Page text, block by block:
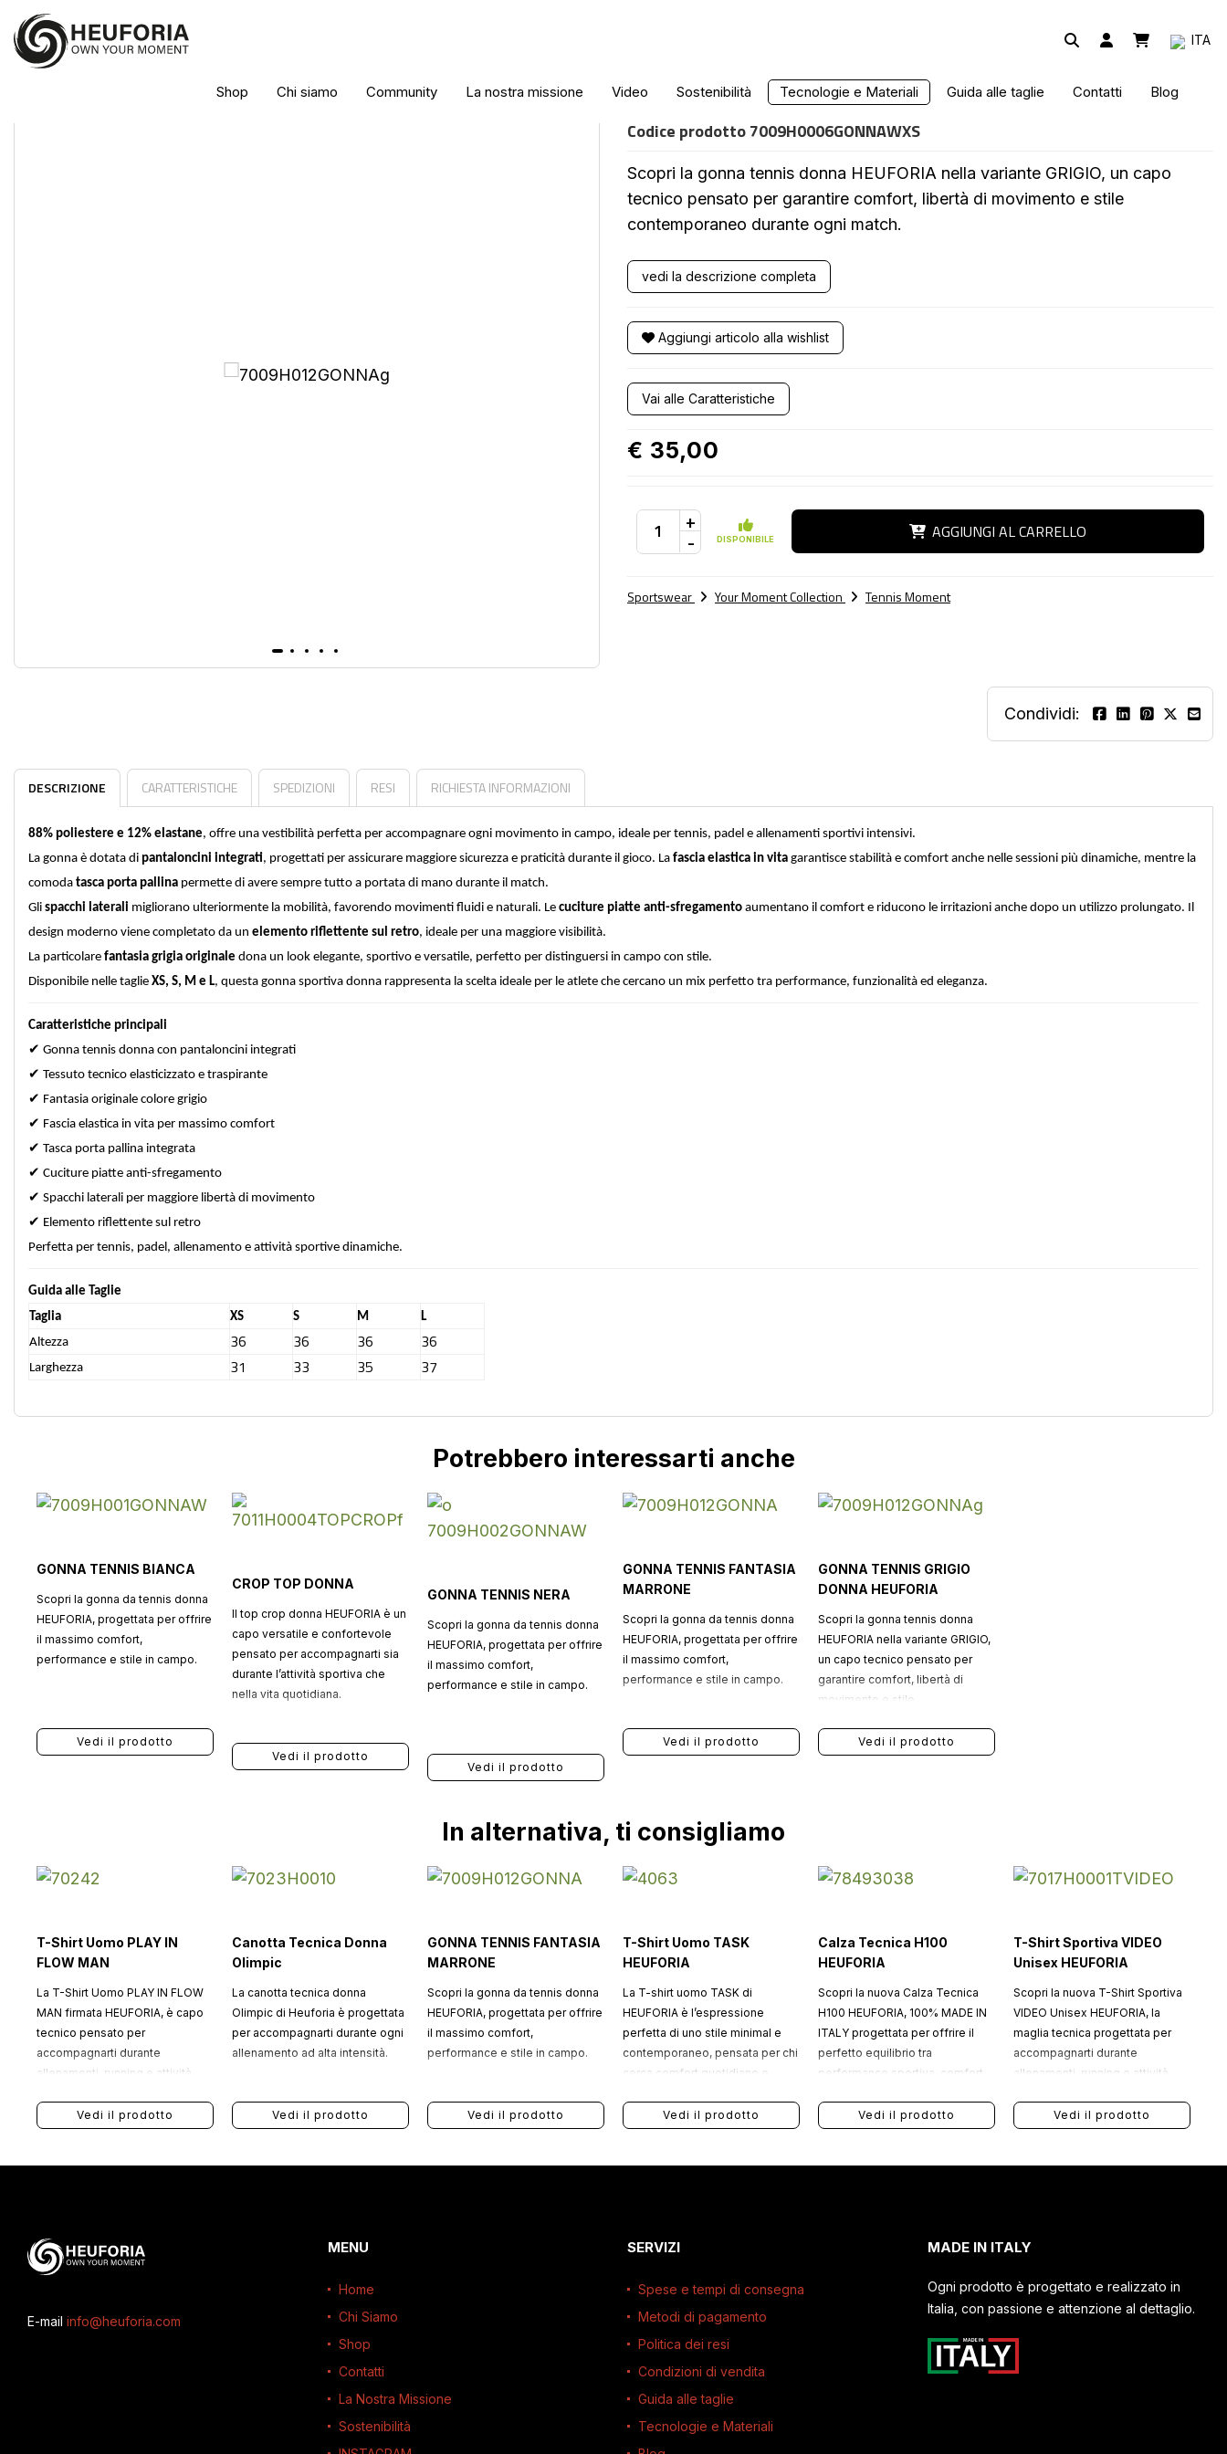
ITA
Shop Chi siamo Community La nostra missione Video Sostenibilità Tecnologie e Materiali Guida alle taglie Contatti Blog
GONNA TENNIS GRIGIO DONNA HEUFORIA
Codice prodotto7009H0006GONNAWXS
Scopri la gonna tennis donna HEUFORIA nella variante GRIGIO, un capo
tecnico pensato per garantire comfort, libertà di movimento e stile
contemporaneo durante ogni match.
vedi la descrizione completa
Aggiungi articolo alla wishlist
Vai alle Caratteristiche
€ 35,00
+
- DISPONIBILE AGGIUNGI AL CARRELLO
Sportswear Your Moment Collection Tennis Moment
Condividi:
DESCRIZIONE CARATTERISTICHE SPEDIZIONI RESI RICHIESTA INFORMAZIONI
88% poliestere e 12% elastane, offre una vestibilità perfetta per accompagnare ogni movimento in campo, ideale per tennis, padel e allenamenti sportivi intensivi.
La gonna è dotata di pantaloncini integrati, progettati per assicurare maggiore sicurezza e praticità durante il gioco. La fascia elastica in vita garantisce stabilità e comfort anche nelle sessioni più dinamiche, mentre la
comoda tasca porta pallina permette di avere sempre tutto a portata di mano durante il match.
Gli spacchi laterali migliorano ulteriormente la mobilità, favorendo movimenti fluidi e naturali. Le cuciture piatte anti-sfregamento aumentano il comfort e riducono le irritazioni anche dopo un utilizzo prolungato. Il
design moderno viene completato da un elemento riflettente sul retro, ideale per una maggiore visibilità.
La particolare fantasia grigia originale dona un look elegante, sportivo e versatile, perfetto per distinguersi in campo con stile.
Disponibile nelle taglie XS, S, M e L, questa gonna sportiva donna rappresenta la scelta ideale per le atlete che cercano un mix perfetto tra performance, funzionalità ed eleganza.
Caratteristiche principali
✔ Gonna tennis donna con pantaloncini integrati
✔ Tessuto tecnico elasticizzato e traspirante
✔ Fantasia originale colore grigio
✔ Fascia elastica in vita per massimo comfort
✔ Tasca porta pallina integrata
✔ Cuciture piatte anti-sfregamento
✔ Spacchi laterali per maggiore libertà di movimento
✔ Elemento riflettente sul retro
Perfetta per tennis, padel, allenamento e attività sportive dinamiche.
Guida alle Taglie
Taglia
XS S M
L
Altezza
36 36 36 36
Larghezza 31 33 35 37
Potrebbero interessarti anche
GONNA TENNIS BIANCA
Scopri la gonna da tennis donna
HEUFORIA, progettata per offrire
il massimo comfort,
performance e stile in campo.
Vedi il prodotto
CROP TOP DONNA
Il top crop donna HEUFORIA è un
capo versatile e confortevole
pensato per accompagnarti sia
durante l’attività sportiva che
nella vita quotidiana.
Vedi il prodotto
GONNA TENNIS NERA
Scopri la gonna da tennis donna
HEUFORIA, progettata per offrire
il massimo comfort,
performance e stile in campo.
Vedi il prodotto
GONNA TENNIS FANTASIA
MARRONE
Scopri la gonna da tennis donna
HEUFORIA, progettata per offrire
il massimo comfort,
performance e stile in campo.
Vedi il prodotto
GONNA TENNIS GRIGIO
DONNA HEUFORIA
Scopri la gonna tennis donna
HEUFORIA nella variante GRIGIO,
un capo tecnico pensato per
garantire comfort, libertà di
movimento e stile
Vedi il prodotto
In alternativa, ti consigliamo
T-Shirt Uomo PLAY IN
FLOW MAN
La T-Shirt Uomo PLAY IN FLOW
MAN firmata HEUFORIA, è capo
tecnico pensato per
accompagnarti durante
allenamenti, running e attività
essenziale, moderno e
performance-oriented.
Vedi il prodotto
Canotta Tecnica Donna
Olimpic
La canotta tecnica donna
Olimpic di Heuforia è progettata
per accompagnarti durante ogni
allenamento ad alta intensità.
Vedi il prodotto
GONNA TENNIS FANTASIA
MARRONE
Scopri la gonna da tennis donna
HEUFORIA, progettata per offrire
il massimo comfort,
performance e stile in campo.
Vedi il prodotto
T-Shirt Uomo TASK
HEUFORIA
La T-shirt uomo TASK di
HEUFORIA è l’espressione
perfetta di uno stile minimal e
contemporaneo, pensata per chi
cerca comfort quotidiano e
Vedi il prodotto
Calza Tecnica H100
HEUFORIA
Scopri la nuova Calza Tecnica
H100 HEUFORIA, 100% MADE IN
ITALY progettata per offrire il
perfetto equilibrio tra
performance sportiva, comfort
contemporaneo.
Vedi il prodotto
T-Shirt Sportiva VIDEO
Unisex HEUFORIA
Scopri la nuova T-Shirt Sportiva
VIDEO Unisex HEUFORIA, la
maglia tecnica progettata per
accompagnarti durante
allenamenti, running e attività
contemporaneo, dinamico e
performante.
Vedi il prodotto
E-mail info@heuforia.com
MENU
Home
Chi Siamo
Shop
Contatti
La Nostra Missione
Sostenibilità
SERVIZI
Spese e tempi di consegna
Metodi di pagamento
Politica dei resi
Condizioni di vendita
Guida alle taglie
Tecnologie e Materiali
MADE IN ITALY
Ogni prodotto è progettato e realizzato in
Italia, con passione e attenzione al dettaglio.